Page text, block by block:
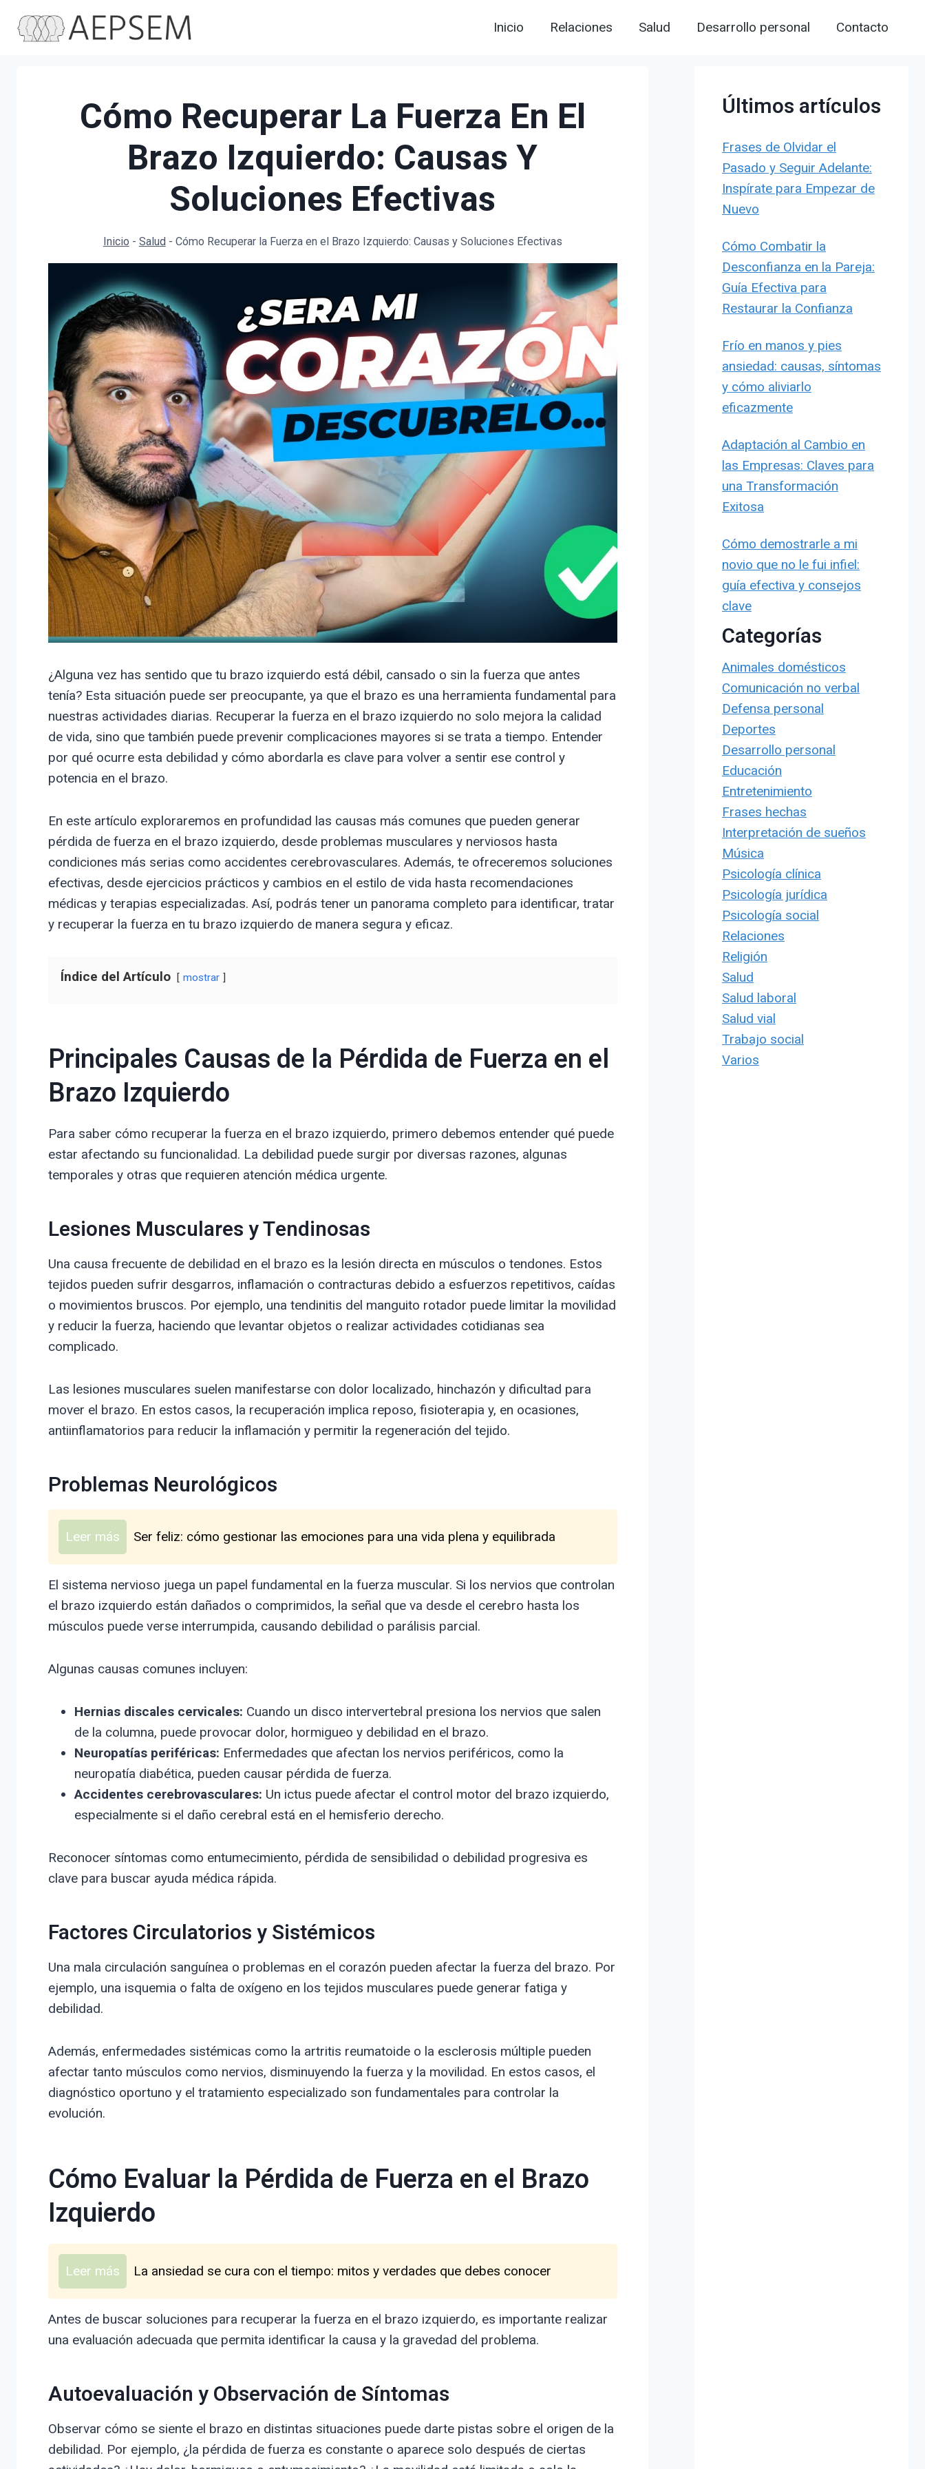
Inicio Relaciones Salud Desarrollo personal Contacto
Cómo Recuperar La Fuerza En El
Brazo Izquierdo: Causas Y
Soluciones Efectivas
Inicio - Salud - Cómo Recuperar la Fuerza en el Brazo Izquierdo: Causas y Soluciones Efectivas
¿Alguna vez has sentido que tu brazo izquierdo está débil, cansado o sin la fuerza que antes
tenía? Esta situación puede ser preocupante, ya que el brazo es una herramienta fundamental para
nuestras actividades diarias. Recuperar la fuerza en el brazo izquierdo no solo mejora la calidad
de vida, sino que también puede prevenir complicaciones mayores si se trata a tiempo. Entender
por qué ocurre esta debilidad y cómo abordarla es clave para volver a sentir ese control y
potencia en el brazo.
En este artículo exploraremos en profundidad las causas más comunes que pueden generar
pérdida de fuerza en el brazo izquierdo, desde problemas musculares y nerviosos hasta
condiciones más serias como accidentes cerebrovasculares. Además, te ofreceremos soluciones
efectivas, desde ejercicios prácticos y cambios en el estilo de vida hasta recomendaciones
médicas y terapias especializadas. Así, podrás tener un panorama completo para identificar, tratar
y recuperar la fuerza en tu brazo izquierdo de manera segura y eficaz.
Índice del Artículo mostrar
Principales Causas de la Pérdida de Fuerza en el
Brazo Izquierdo
Para saber cómo recuperar la fuerza en el brazo izquierdo, primero debemos entender qué puede
estar afectando su funcionalidad. La debilidad puede surgir por diversas razones, algunas
temporales y otras que requieren atención médica urgente.
Lesiones Musculares y Tendinosas
Una causa frecuente de debilidad en el brazo es la lesión directa en músculos o tendones. Estos
tejidos pueden sufrir desgarros, inflamación o contracturas debido a esfuerzos repetitivos, caídas
o movimientos bruscos. Por ejemplo, una tendinitis del manguito rotador puede limitar la movilidad
y reducir la fuerza, haciendo que levantar objetos o realizar actividades cotidianas sea
complicado.
Las lesiones musculares suelen manifestarse con dolor localizado, hinchazón y dificultad para
mover el brazo. En estos casos, la recuperación implica reposo, fisioterapia y, en ocasiones,
antiinflamatorios para reducir la inflamación y permitir la regeneración del tejido.
Problemas Neurológicos
Leer más Ser feliz: cómo gestionar las emociones para una vida plena y equilibrada
El sistema nervioso juega un papel fundamental en la fuerza muscular. Si los nervios que controlan
el brazo izquierdo están dañados o comprimidos, la señal que va desde el cerebro hasta los
músculos puede verse interrumpida, causando debilidad o parálisis parcial.
Algunas causas comunes incluyen:
Hernias discales cervicales: Cuando un disco intervertebral presiona los nervios que salen
de la columna, puede provocar dolor, hormigueo y debilidad en el brazo.
Neuropatías periféricas: Enfermedades que afectan los nervios periféricos, como la
neuropatía diabética, pueden causar pérdida de fuerza.
Accidentes cerebrovasculares: Un ictus puede afectar el control motor del brazo izquierdo,
especialmente si el daño cerebral está en el hemisferio derecho.
Reconocer síntomas como entumecimiento, pérdida de sensibilidad o debilidad progresiva es
clave para buscar ayuda médica rápida.
Factores Circulatorios y Sistémicos
Una mala circulación sanguínea o problemas en el corazón pueden afectar la fuerza del brazo. Por
ejemplo, una isquemia o falta de oxígeno en los tejidos musculares puede generar fatiga y
debilidad.
Además, enfermedades sistémicas como la artritis reumatoide o la esclerosis múltiple pueden
afectar tanto músculos como nervios, disminuyendo la fuerza y la movilidad. En estos casos, el
diagnóstico oportuno y el tratamiento especializado son fundamentales para controlar la
evolución.
Cómo Evaluar la Pérdida de Fuerza en el Brazo
Izquierdo
Leer más La ansiedad se cura con el tiempo: mitos y verdades que debes conocer
Antes de buscar soluciones para recuperar la fuerza en el brazo izquierdo, es importante realizar
una evaluación adecuada que permita identificar la causa y la gravedad del problema.
Autoevaluación y Observación de Síntomas
Observar cómo se siente el brazo en distintas situaciones puede darte pistas sobre el origen de la
debilidad. Por ejemplo, ¿la pérdida de fuerza es constante o aparece solo después de ciertas
Últimos artículos
Frases de Olvidar el
Pasado y Seguir Adelante:
Inspírate para Empezar de
Nuevo
Cómo Combatir la
Desconfianza en la Pareja:
Guía Efectiva para
Restaurar la Confianza
Frío en manos y pies
ansiedad: causas, síntomas
y cómo aliviarlo
eficazmente
Adaptación al Cambio en
las Empresas: Claves para
una Transformación
Exitosa
Cómo demostrarle a mi
novio que no le fui infiel:
guía efectiva y consejos
clave
Categorías
Animales domésticos
Comunicación no verbal
Defensa personal
Deportes
Desarrollo personal
Educación
Entretenimiento
Frases hechas
Interpretación de sueños
Música
Psicología clínica
Psicología jurídica
Psicología social
Relaciones
Religión
Salud
Salud laboral
Salud vial
Trabajo social
Varios